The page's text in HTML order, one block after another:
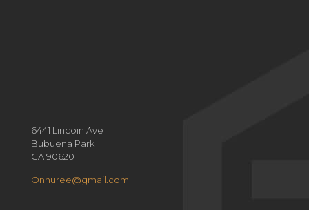
6441 Lincoin Ave
Bubuena Park
CA 90620
Onnuree@gmail.com